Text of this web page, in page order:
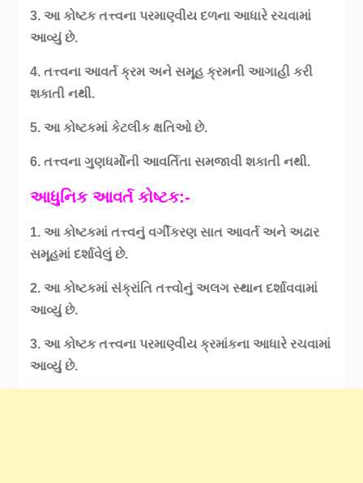
3. આ કોષ્ટક તત્ત્વના પરમાણ્વીય દળના આધારે રચવામાં
આવ્યું છે.
4. તત્ત્વના આવર્ત ક્રમ અને સમૂહ ક્રમની આગાહી કરી
શકાતી નથી.
5. આ કોષ્ટકમાં કેટલીક ક્ષતિઓ છે.
6. તત્ત્વના ગુણધર્મોની આવર્તિતા સમજાવી શકાતી નથી.
આધુનિક આવર્ત કોષ્ટક:-
1. આ કોષ્ટકમાં તત્ત્વનું વર્ગીકરણ સાત આવર્ત અને અઢાર
સમૂહમાં દર્શાવેલું છે.
2. આ કોષ્ટકમાં સંક્રાંતિ તત્ત્વોનું અલગ સ્થાન દર્શાવવામાં
આવ્યું છે.
3. આ કોષ્ટક તત્ત્વના પરમાણ્વીય ક્રમાંકના આધારે રચવામાં
આવ્યું છે.